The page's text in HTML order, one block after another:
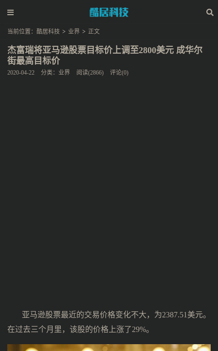
当前位置： 酷居科技 > 业界 > 正文
杰富瑞将亚马逊股票目标价上调至2800美元 成华尔
街最高目标价
2020-04-22 分类： 业界 阅读(2866) 评论(0)
亚马逊股票最近的交易价格变化不大，为2387.51美元。
在过去三个月里，该股的价格上涨了29%。